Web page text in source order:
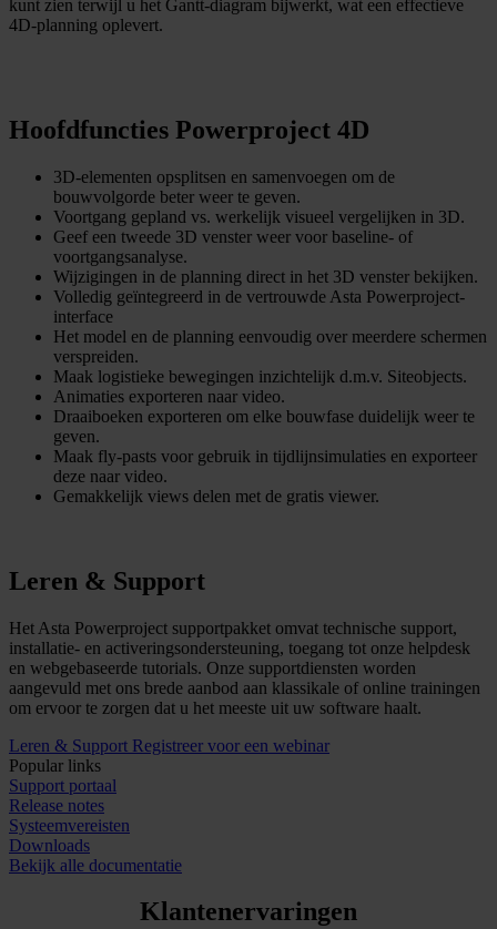
kunt zien terwijl u het Gantt-diagram bijwerkt, wat een effectieve
4D-planning oplevert.
Hoofdfuncties Powerproject 4D
3D-elementen opsplitsen en samenvoegen om de
bouwvolgorde beter weer te geven.
Voortgang gepland vs. werkelijk visueel vergelijken in 3D.
Geef een tweede 3D venster weer voor baseline- of
voortgangsanalyse.
Wijzigingen in de planning direct in het 3D venster bekijken.
Volledig geïntegreerd in de vertrouwde Asta Powerproject-
interface
Het model en de planning eenvoudig over meerdere schermen
verspreiden.
Maak logistieke bewegingen inzichtelijk d.m.v. Siteobjects.
Animaties exporteren naar video.
Draaiboeken exporteren om elke bouwfase duidelijk weer te
geven.
Maak fly-pasts voor gebruik in tijdlijnsimulaties en exporteer
deze naar video.
Gemakkelijk views delen met de gratis viewer.
Leren & Support
Het Asta Powerproject supportpakket omvat technische support,
installatie- en activeringsondersteuning, toegang tot onze helpdesk
en webgebaseerde tutorials. Onze supportdiensten worden
aangevuld met ons brede aanbod aan klassikale of online trainingen
om ervoor te zorgen dat u het meeste uit uw software haalt.
Leren & Support Registreer voor een webinar
Popular links
Support portaal
Release notes
Systeemvereisten
Downloads
Bekijk alle documentatie
Klantenervaringen